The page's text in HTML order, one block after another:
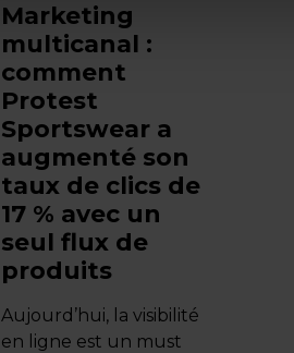
Marketing
multicanal :
comment
Protest
Sportswear a
augmenté son
taux de clics de
17 % avec un
seul flux de
produits
Aujourd’hui, la visibilité
en ligne est un must